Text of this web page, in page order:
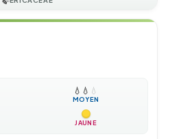
💧 💧 💧
MOYEN
JAUNE